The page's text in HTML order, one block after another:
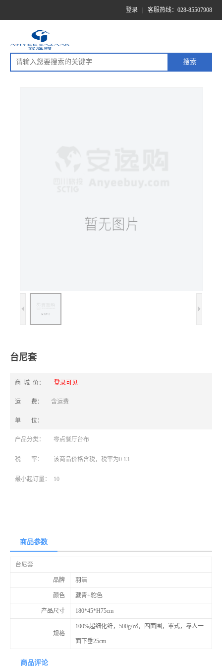
登录 客服热线：028-85507908
台尼套
商 城 价： 登录可见
运 费： 含运费
单 位：
产品分类： 零点餐厅台布
税 率： 该商品价格含税，税率为0.13
最小起订量： 10
商品参数
台尼套
品牌 羽洁
颜色 藏青+驼色
产品尺寸 180*45*H75cm
规格
100%超细化纤，500g/㎡，四面围，罩式，靠人一
面下垂25cm
商品评论